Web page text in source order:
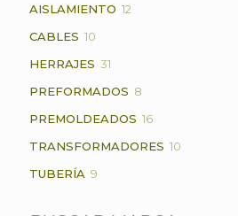
AISLAMIENTO 12
CABLES 10
HERRAJES 31
PREFORMADOS 8
PREMOLDEADOS 1616
TRANSFORMADORES 10
TUBERÍA 9